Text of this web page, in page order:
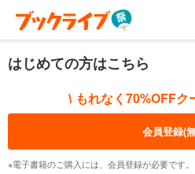
はじめての方はこちら
\ もれなく70%OFFク
会員登録(
※電子書籍のご購入には、会員登録が必要です。